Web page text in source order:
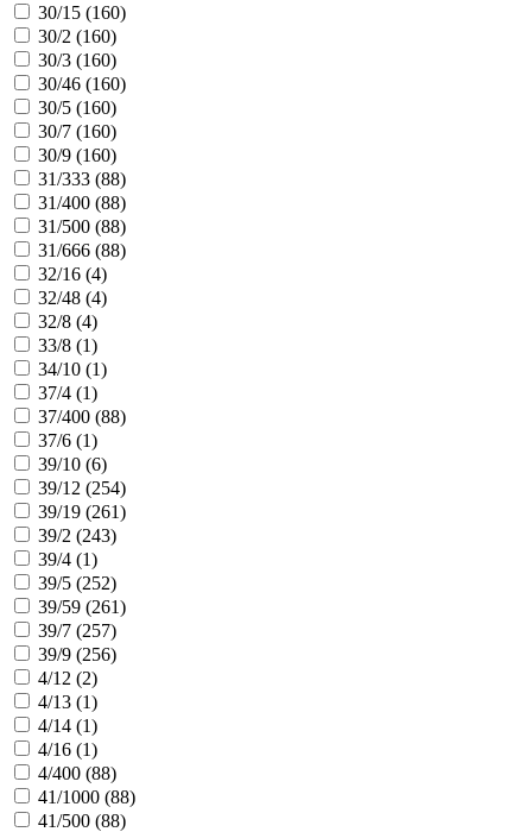
30/15 (160)
30/2 (160)
30/3 (160)
30/46 (160)
30/5 (160)
30/7 (160)
30/9 (160)
31/333 (88)
31/400 (88)
31/500 (88)
31/666 (88)
32/16 (4)
32/48 (4)
32/8 (4)
33/8 (1)
34/10 (1)
37/4 (1)
37/400 (88)
37/6 (1)
39/10 (6)
39/12 (254)
39/19 (261)
39/2 (243)
39/4 (1)
39/5 (252)
39/59 (261)
39/7 (257)
39/9 (256)
4/12 (2)
4/13 (1)
4/14 (1)
4/16 (1)
4/400 (88)
41/1000 (88)
41/500 (88)